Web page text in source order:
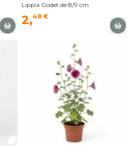
Lippia Godet de 8/9 cm
2,48 €